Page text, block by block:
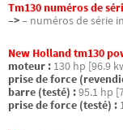
Tm130 numéros de
–>– numéros de série
New Holland tm130
moteur : 130 hp [96.9
prise de force
barre (testé) :95.1 hp
prise de force (testé) :